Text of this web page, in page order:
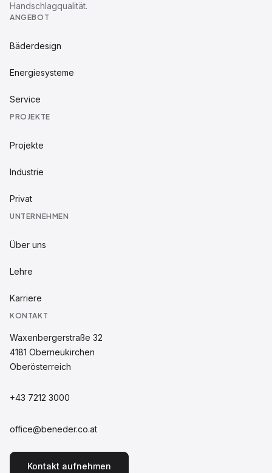
Handschlagqualität.
ANGEBOT
Bäderdesign
Energiesysteme
Service
PROJEKTE
Projekte
Industrie
Privat
UNTERNEHMEN
Über uns
Lehre
Karriere
KONTAKT
Waxenbergerstraße 32
4181 Oberneukirchen
Oberösterreich
+43 7212 3000
office@beneder.co.at
Kontakt aufnehmen